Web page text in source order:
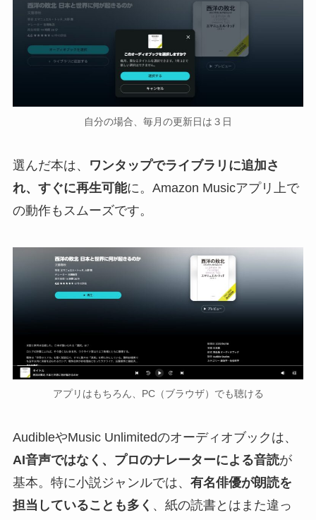
自分の場合、毎月の更新日は３日
選んだ本は、
ワンタップでライブラリに追加さ
れ、すぐに再生可能に。Amazon Musicアプリ上で
の動作もスムーズです。
アプリはもちろん、PC（ブラウザ）でも聴ける
AudibleやMusic Unlimitedのオーディオブックは、
AI音声ではなく、プロのナレーターによる音読が
基本。特に小説ジャンルでは、 有名俳優が朗読を
担当していることも多く 、紙の読書とはまた違っ